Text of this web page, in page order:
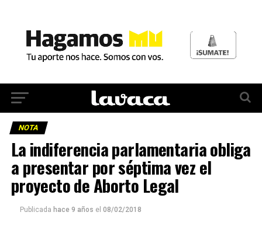
NOTA
La indiferencia parlamentaria obliga
a presentar por séptima vez el
proyecto de Aborto Legal
Publicada hace 9 años el 08/02/2018